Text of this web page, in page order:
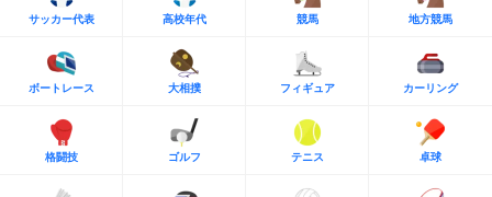
サッカー代表 高校年代 競馬 地方競馬
ボートレース 大相撲 フィギュア カーリング
格闘技 ゴルフ テニス 卓球